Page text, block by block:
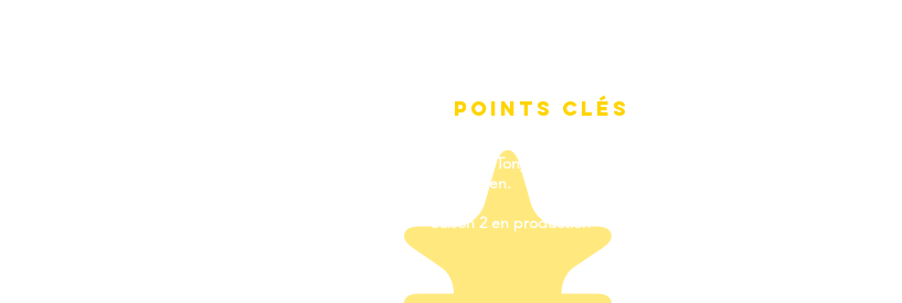
POINTS CLÉS
BASKUP-Tony Parker et
Marblegen.
Saison 2 en production